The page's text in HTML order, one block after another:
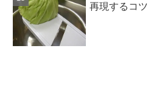
再現するコツ